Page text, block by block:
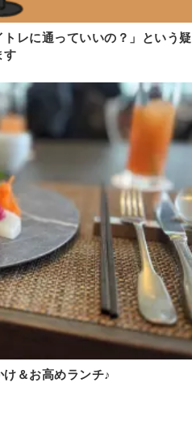
トレに通っていいの？」という疑
す
け＆お高めランチ♪